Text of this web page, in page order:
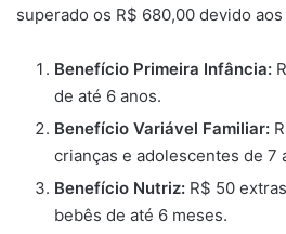
superado os R$ 680,00 devido
Benefício Primeira Infância:
de até 6 anos.
Benefício Variável Familiar:
crianças e adolescentes de 7
Benefício Nutriz: R$ 50
bebês de até 6 meses.